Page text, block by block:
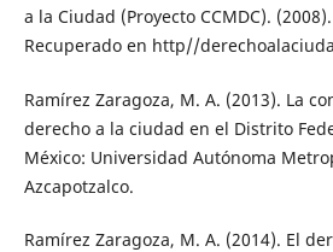
a la Ciudad (Proyecto CCMDC).
Recuperado en http//
Ramírez Zaragoza, M. A. (2013). La
derecho a la ciudad en el Distrito
México: Universidad Autónoma
Azcapotzalco.
Ramírez Zaragoza, M. A. (2014). El